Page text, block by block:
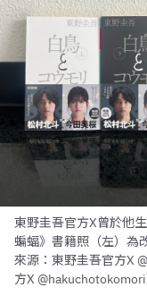
東野圭吾官方X曾於他
蝙蝠》書籍照（左）為
來源：東野圭吾官方X
方X @hakuchotokomori